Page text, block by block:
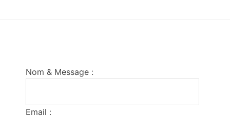
Nom & Message :
Email :